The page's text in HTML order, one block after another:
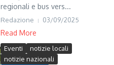
regionali e bus vers...
Redazione 03/09/2025
Read More
Eventi
notizie locali
notizie nazionali